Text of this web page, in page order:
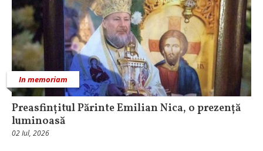
In memoriam
Preasfințitul Părinte Emilian Nica, o prezență
luminoasă
02 Iul, 2026